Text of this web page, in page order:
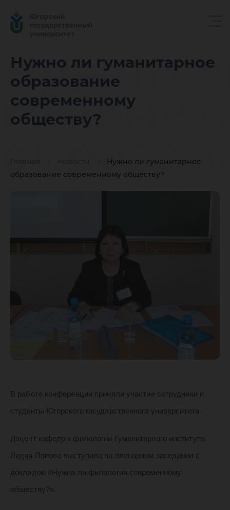
Нужно ли гуманитарное
образование
современному
обществу?
Нужно ли гуманитарное
образование современному обществу?
Нужно
В работе конференции приняли участие сотрудники и
студенты Югорского государственного университета.
Доцент кафедры филологии Гуманитарного института
Лидия Попова выступила на пленарном заседании с
докладом «Нужна ли филология современному
обществу?».